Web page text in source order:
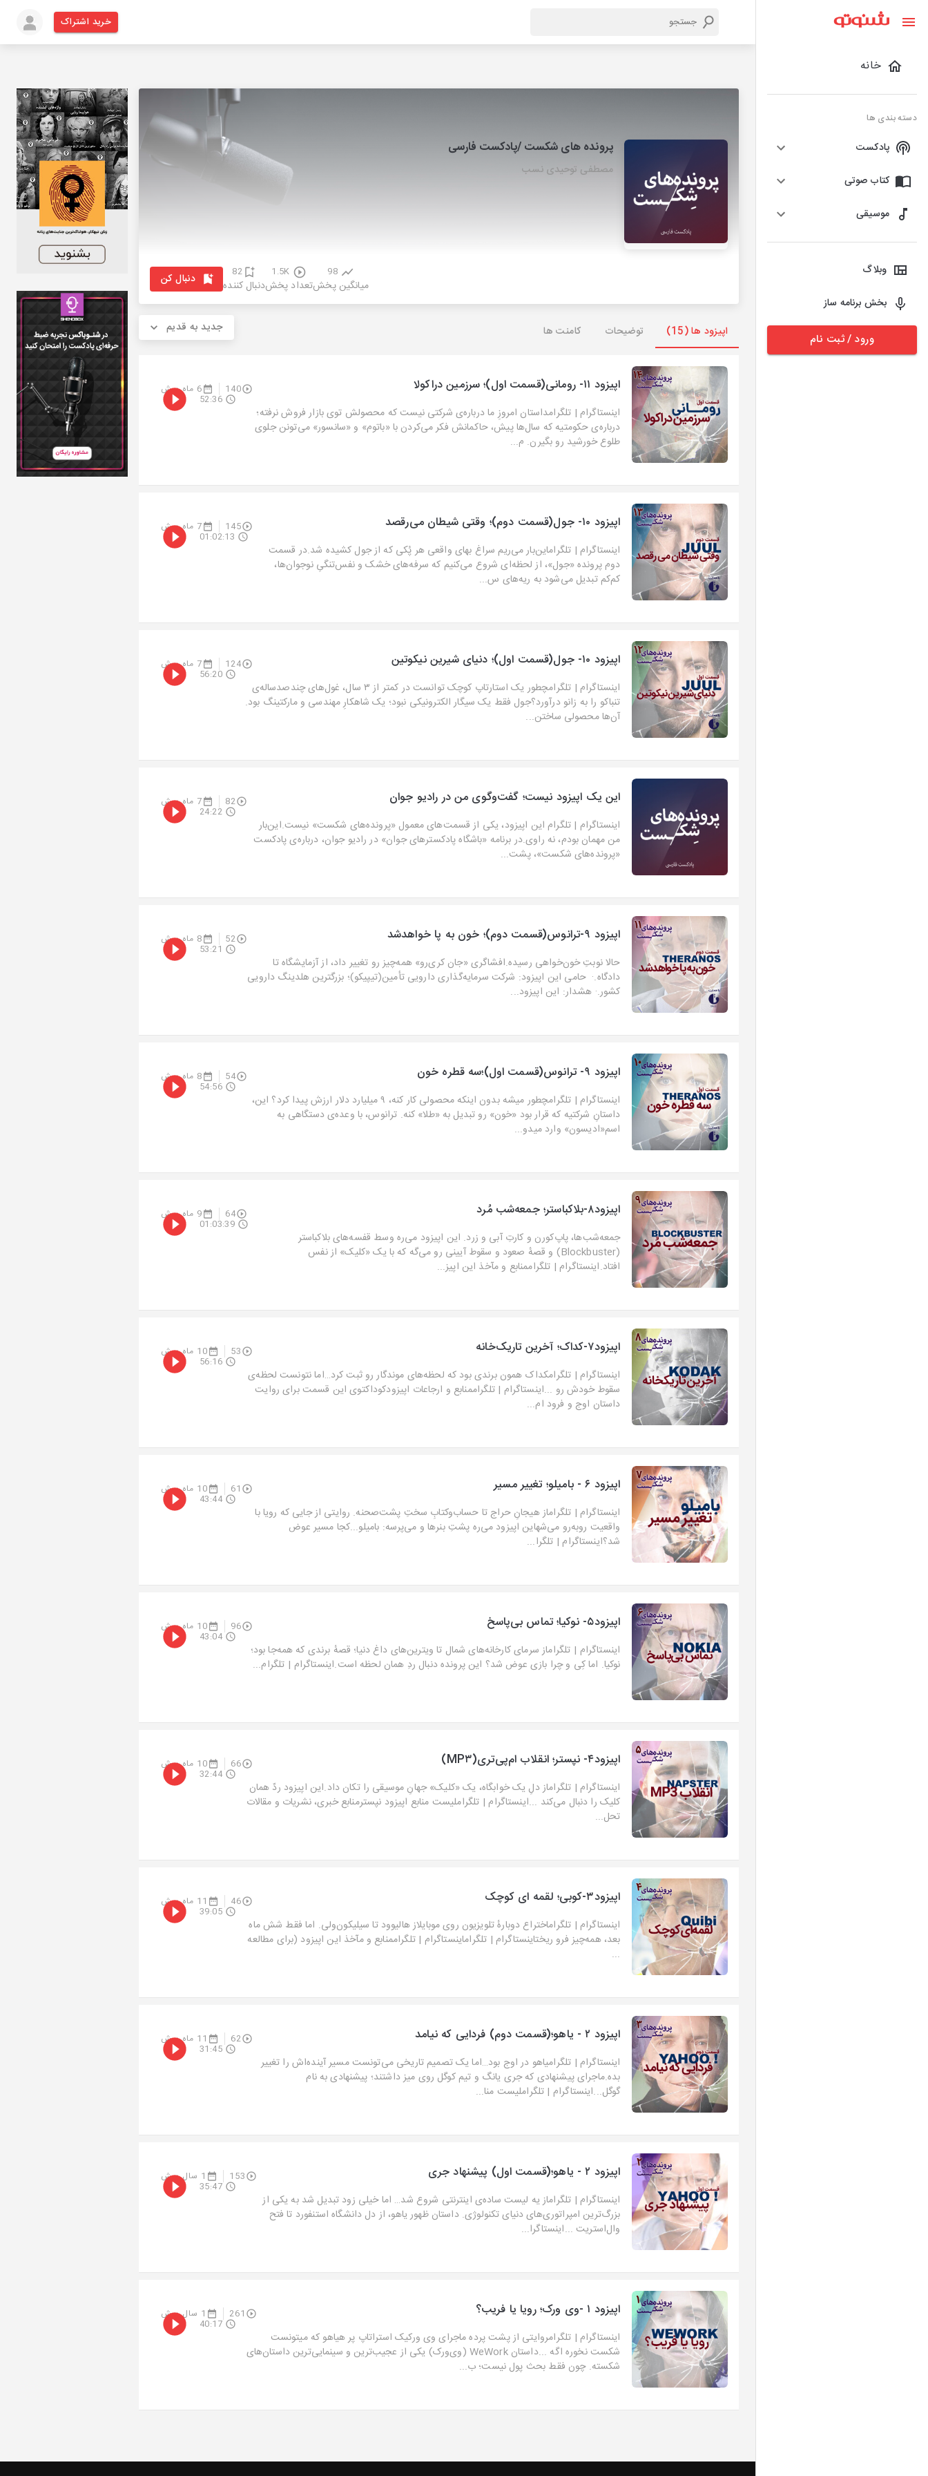
خانه
دسته بندی ها
پادکست
کتاب صوتی
موسیقی
وبلاگ
بخش برنامه ساز
ورود / ثبت نام
خرید اشتراک
پرونده های شکست /پادکست فارسی
مصطفی توحیدی نسب
98
میانگین پخش
1.5K
تعداد پخش
82
دنبال کننده دنبال کن
اپیزود ها (15) توضیحات کامنت ها جدید به قدیم
اپیزود ۱۱- رومانی(قسمت اول)؛ سرزمین دراکولا 140 6 ماه پیش
اینستاگرام⁠ | ⁠تلگرامداستان امروزِ ما درباره‌ی شرکتی نیست که محصولش توی بازار فروش نرفته؛
درباره‌ی حکومتیه که سال‌ها پیش، حاکمانش فکر می‌کردن با «باتوم» و «سانسور» می‌تونن جلوی
طلوع خورشید رو بگیرن. م...
52:36
اپیزود ۱۰- جول(قسمت دوم)؛ وقتی شیطان می‌رقصد 145 7 ماه پیش
اینستاگرام⁠ | ⁠تلگرام⁠این‌بار می‌ریم سراغ بهای واقعی هر پُکی که از جول کشیده شد.در قسمت
دوم پرونده «جول»، از لحظه‌ای شروع می‌کنیم که سرفه‌های خشک و نفس‌تنگیِ نوجوان‌ها،
کم‌کم تبدیل می‌شود به ریه‌های س...
01:02:13
اپیزود ۱۰- جول(قسمت اول)؛ دنیای شیرین نیکوتین 124 7 ماه پیش
اینستاگرام⁠ | ⁠تلگرام⁠چطور یک استارتاپ کوچک توانست در کمتر از ۳ سال، غول‌های چندصدساله‌ی
تنباکو را به زانو درآورد؟جول فقط یک سیگار الکترونیکی نبود؛ یک شاهکارِ مهندسی و مارکتینگ بود.
آن‌ها محصولی ساختن...
56:20
این یک اپیزود نیست؛ گفت‌وگوی من در رادیو جوان 82 7 ماه پیش
⁠اینستاگرام⁠ | ⁠تلگرام این اپیزود، یکی از قسمت‌های معمول «پرونده‌های شکست» نیست.این‌بار
من مهمان بودم، نه راوی.در برنامه «باشگاه پادکسترهای جوان» در رادیو جوان، درباره‌ی پادکست
«پرونده‌های شکست»، پشت‌...
24:22
اپیزود ۹-ترانوس(قسمت دوم)؛ خون به پا خواهدشد 52 8 ماه پیش
حالا نوبتِ خون‌خواهی رسیده.افشاگری «جان کری‌رو» همه‌چیز رو تغییر داد، از آزمایشگاه تا
دادگاه.· حامی این اپیزود: شرکت سرمایه‌گذاری دارویی تأمین(تیپیکو)؛ بزرگترین هلدینگ دارویی
کشور.· هشدار: این اپیزود...
53:21
اپیزود ۹- ترانوس(قسمت اول)؛سه قطره خون 54 8 ماه پیش
اینستاگرام⁠ | ⁠تلگرام⁠چطور میشه بدون اینکه محصولی کار کنه، ۹ میلیارد دلار ارزش پیدا کرد؟ این،
داستانِ شرکتیه که قرار بود «خون» رو تبدیل به «طلا» کنه. ترانوس، با وعده‌ی دستگاهی به
اسم«ادیسون» وارد میدو...
54:56
اپیزود۸-بلاکباستر؛ جمعه‌شب مُرد 64 9 ماه پیش
جمعه‌شب‌ها، پاپ‌کورن و کارتِ آبی و زرد. این اپیزود می‌ره وسط قفسه‌های بلاکباستر
(Blockbuster) و قصهٔ صعود و سقوط آیینی رو می‌گه که با یک «کلیک» از نفس
افتاد.اینستاگرام⁠ | ⁠تلگرام⁠منابع و مآخذ این اپیز...
01:03:39
اپیزود۷-کداک؛ آخرین تاریک‌خانه 53 10 ماه پیش
اینستاگرام⁠ | ⁠تلگرام⁠کداک همون برندی بود که لحظه‌های موندگار رو ثبت کرد…اما نتونست لحظه‌ی
سقوط خودش رو ...اینستاگرام⁠ | ⁠تلگرام⁠منابع و ارجاعات اپیزودکوداکتوی این قسمت برای روایت
داستان اوج و فرود ام...
56:16
اپیزود ۶ - بامیلو؛ تغییر مسیر 61 10 ماه پیش
اینستاگرام⁠ | ⁠تلگرام⁠از هیجانِ حراج تا حساب‌وکتابِ سختِ پشت‌صحنه. روایتی از جایی که رویا با
واقعیت روبه‌رو می‌شهاین اپیزود می‌ره پشتِ بنرها و می‌پرسه: بامیلو...کجا مسیر عوض
شد؟⁠اینستاگرام⁠⁠ | ⁠⁠تلگرا...
43:44
اپیزود۵- نوکیا؛ تماس بی‌پاسخ 96 10 ماه پیش
⁠⁠اینستاگرام⁠⁠⁠ | ⁠⁠⁠تلگرام⁠از سرمای کارخانه‌های شمال تا ویترین‌های داغ دنیا؛ قصهٔ برندی که همه‌جا بود؛
نوکیا. اما کِی و چرا بازی عوض شد؟ این پرونده دنبال ردِ همان لحظه است.⁠⁠اینستاگرام⁠⁠⁠ | ⁠⁠⁠تلگرام...
43:04
اپیزود۴- نپستر؛ انقلاب ام‌پی‌تری(MP۳) 66 10 ماه پیش
اینستاگرام⁠ | ⁠تلگرام⁠از دلِ یک خوابگاه، یک «کلیک» جهانِ موسیقی را تکان داد.این اپیزود ردّ همان
کلیک را دنبال می‌کند ...⁠اینستاگرام⁠⁠ | ⁠⁠تلگرام⁠⁠لیست منابع اپیزود نپسترمنابع خبری، نشریات و مقالات
تحل...
32:44
اپیزود۳-کوبی؛ لقمه ای کوچک 46 11 ماه پیش
اینستاگرام⁠ | ⁠تلگرام⁠اختراع دوبارهٔ تلویزیون روی موبایلاز هالیوود تا سیلیکون‌ولی. اما فقط شش ماه
بعد، همه‌چیز فرو ریختاینستاگرام⁠ | ⁠تلگرام⁠اینستاگرام⁠ | ⁠تلگرام⁠منابع و مآخذ این اپیزود (برای مطالعه
...
39:05
اپیزود ۲ - یاهو؛(قسمت دوم) فردایی که نیامد 62 11 ماه پیش
اینستاگرام⁠ | ⁠تلگرامیاهو در اوج بود…اما یک تصمیم تاریخی می‌تونست مسیر آینده‌اش را تغییر
بده.ماجرای پیشنهادی که جری یانگ و تیم کوگل روی میز داشتند؛ پیشنهادی به نام
گوگل...اینستاگرام⁠ | ⁠تلگراملیست منا...
31:45
اپیزود ۲ - یاهو؛(قسمت اول) پیشنهاد جری 153 1 سال پیش
اینستاگرام⁠ | ⁠تلگراماز یه لیست ساده‌ی اینترنتی شروع شد… اما خیلی زود تبدیل شد به یکی از
بزرگ‌ترین امپراتوری‌های دنیای تکنولوژی. داستان ظهور یاهو، از دل دانشگاه استنفورد تا فتح
وال‌استریت ...اینستاگرا...
35:47
اپیزود ۱ -وی ورک؛ رویا یا فریب؟ 261 1 سال پیش
اینستاگرام⁠ | ⁠تلگرام⁠روایتی از پشت پرده ماجرای وی ورکیک استراتاپ پر هیاهو که میتونست
شکست نخوره اگه ...داستان WeWork (وی‌ورک) یکی از عجیب‌ترین و سینمایی‌ترین داستان‌های
شکسته. چون فقط بحث پول نیست؛ ب...
40:17